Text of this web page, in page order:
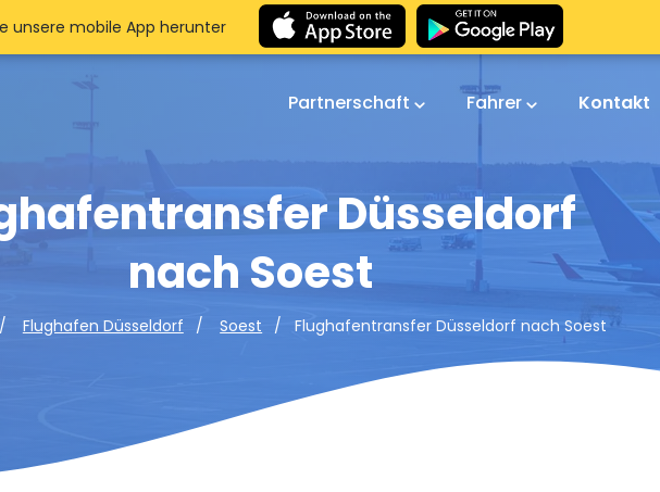
Partnerschaft Fahrer Kontakt
Düsseldorf
nach Soest
Flughafen Düsseldorf Soest Flughafentransfer Düsseldorf nach Soest
unsere mobile App herunter